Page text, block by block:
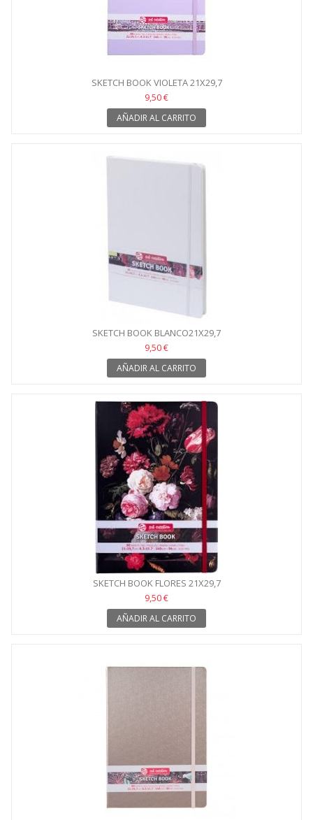
SKETCH BOOK VIOLETA 21X29,7
9,50 €
AÑADIR AL CARRITO
SKETCH BOOK BLANCO21X29,7
9,50 €
AÑADIR AL CARRITO
SKETCH BOOK FLORES 21X29,7
9,50 €
AÑADIR AL CARRITO